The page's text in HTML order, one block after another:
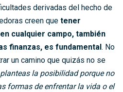
derivadas del hecho de
creen que tener
cualquier campo, también
finanzas, es fundamental. No
un camino que quizás no se
la posibilidad porque no
formas de enfrentar la vida o el